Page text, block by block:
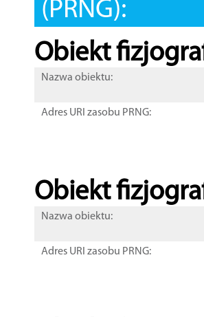
(PRNG):
Obiekt
Nazwa obiektu:
Adres URI zasobu PRNG:
Obiekt
Nazwa obiektu:
Adres URI zasobu PRNG: